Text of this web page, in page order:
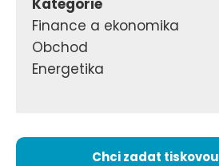
Finance a ekonomika
Obchod
Energetika
Chci zadat